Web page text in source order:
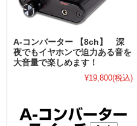
A-コンバーター 【8ch】 深
夜でもイヤホンで迫力ある音を
大音量で楽しめます！
¥19,800(税込)